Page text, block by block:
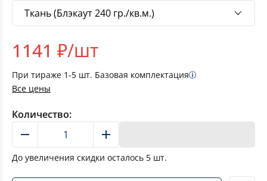
1141 ₽/шт
При тираже 1-5 шт. Базовая комплектация
Все цены
Количество:
До увеличения скидки осталось 5 шт.